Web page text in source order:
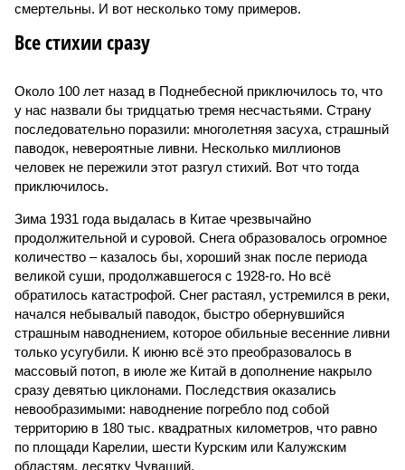
смертельны. И вот несколько тому примеров.
Все стихии сразу
Около 100 лет назад в Поднебесной приключилось то, что
у нас назвали бы тридцатью тремя несчастьями. Страну
последовательно поразили: многолетняя засуха, страшный
паводок, невероятные ливни. Несколько миллионов
человек не пережили этот разгул стихий. Вот что тогда
приключилось.
Зима 1931 года выдалась в Китае чрезвычайно
продолжительной и суровой. Снега образовалось огромное
количество – казалось бы, хороший знак после периода
великой суши, продолжавшегося с 1928-го. Но всё
обратилось катастрофой. Снег растаял, устремился в реки,
начался небывалый паводок, быстро обернувшийся
страшным наводнением, которое обильные весенние ливни
только усугубили. К июню всё это преобразовалось в
массовый потоп, в июле же Китай в дополнение накрыло
сразу девятью циклонами. Последствия оказались
невообразимыми: наводнение погребло под собой
территорию в 180 тыс. квадратных километров, что равно
по площади Карелии, шести Курским или Калужским
областям, десятку Чуваший.